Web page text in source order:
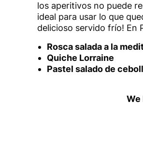
los aperitivos no puede
ideal para usar lo que
delicioso servido frío! En
Rosca salada a la
Quiche Lorraine
Pastel salado de
We